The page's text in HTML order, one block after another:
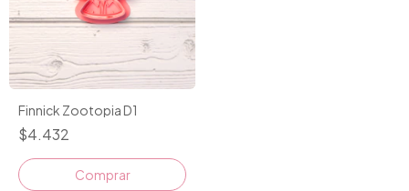
Finnick Zootopia D1
$4.432
Comprar